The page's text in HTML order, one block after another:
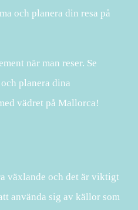
och planera din resa på
när man reser. Se
planera dina
vädret på Mallorca!
växlande och det är viktigt
använda sig av källor som